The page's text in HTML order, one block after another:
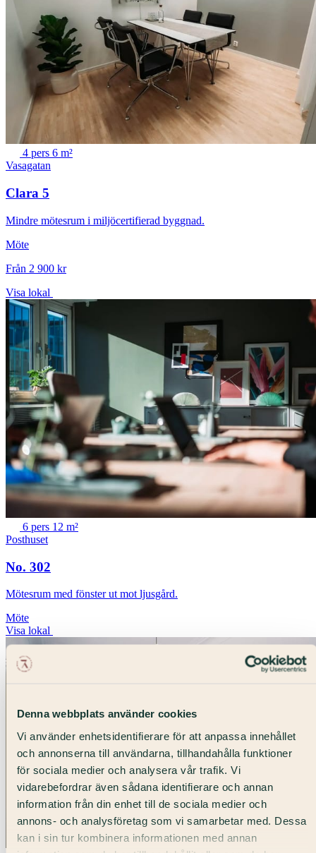
Denna webbplats använder cookies
Vi använder enhetsidentifierare för att anpassa innehållet
och annonserna till användarna, tillhandahålla funktioner
för sociala medier och analysera vår trafik. Vi
vidarebefordrar även sådana identifierare och annan
information från din enhet till de sociala medier och
annons- och analysföretag som vi samarbetar med. Dessa
kan i sin tur kombinera informationen med annan
4 pers 6 m²
Vasagatan
Clara 5
Mindre mötesrum i miljöcertifierad byggnad.
Möte
Från 2 900 kr
Visa lokal
6 pers 12 m²
Posthuset
No. 302
Mötesrum med fönster ut mot ljusgård.
Möte
Visa lokal